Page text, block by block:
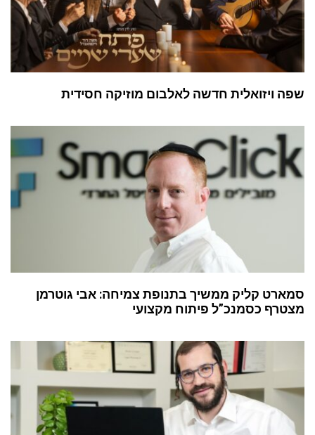
שפה ויזואלית חדשה לאלבום מוזיקה חסידית
סמארט קליק ממשיך בתנופת צמיחה: אבי גוטרמן
מצטרף כסמנכ”ל פיתוח מקצועי